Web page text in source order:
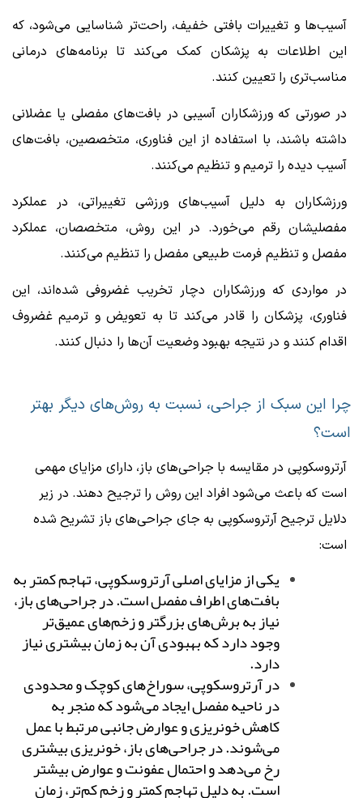
آسیب‌ها و تغییرات بافتی خفیف‌، راحت‌تر شناسایی می‌شود، که
این اطلاعات به پزشکان کمک می‌کند تا برنامه‌های درمانی
مناسب‌تری را تعیین کنند.
در صورتی که ورزشکاران آسیبی در بافت‌های مفصلی یا عضلانی
داشته باشند، با استفاده از این فناوری، متخصصین، بافت‌های
آسیب دیده را ترمیم و تنظیم می‌کنند.
ورزشکاران به دلیل آسیب‌های ورزشی تغییراتی، در عملکرد
مفصلیشان رقم می‌خورد. در این روش، متخصصان، عملکرد
مفصل و تنظیم فرمت طبیعی مفصل را تنظیم می‌کنند.
در مواردی که ورزشکاران دچار تخریب غضروفی شده‌اند، این
فناوری، پزشکان را قادر می‌کند تا به تعویض و ترمیم غضروف
اقدام کنند و در نتیجه بهبود وضعیت آن‌ها را دنبال کنند.
چرا این سبک از جراحی، نسبت به روش‌های دیگر بهتر
است؟
آرتروسکوپی در مقایسه با جراحی‌های باز، دارای مزایای مهمی
است که باعث می‌شود افراد این روش را ترجیح دهند. در زیر
دلایل ترجیح آرتروسکوپی به جای جراحی‌های باز تشریح شده
است:
یکی از مزایای اصلی آرتروسکوپی، تهاجم کمتر به
بافت‌های اطراف مفصل است. در جراحی‌های باز،
نیاز به برش‌های بزرگتر و زخم‌های عمیق‌تر
وجود دارد که بهبودی آن به زمان بیشتری نیاز
دارد.
در آرتروسکوپی، سوراخ‌های کوچک و محدودی
در ناحیه مفصل ایجاد می‌شود که منجر به
کاهش خونریزی و عوارض جانبی مرتبط با عمل
می‌شوند. در جراحی‌های باز، خونریزی بیشتری
رخ می‌دهد و احتمال عفونت و عوارض بیشتر
است. به دلیل تهاجم کمتر و زخم کم‌تر، زمان